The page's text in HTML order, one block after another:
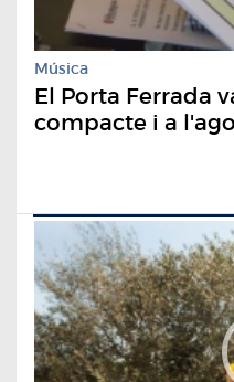
Música
El Porta Ferrada
compacte i a